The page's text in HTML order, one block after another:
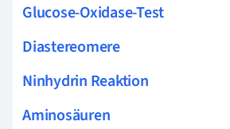
Glucose-Oxidase-Test
Diastereomere
Ninhydrin Reaktion
Aminosäuren